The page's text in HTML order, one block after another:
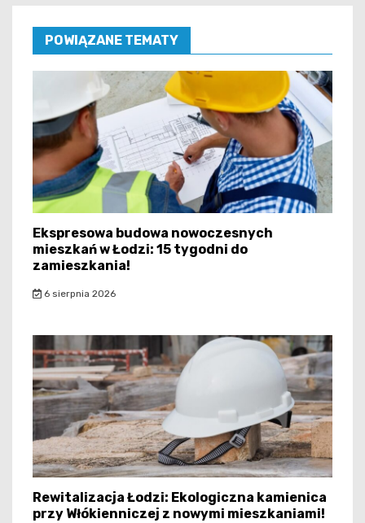
POWIĄZANE TEMATY
Ekspresowa budowa nowoczesnych
mieszkań w Łodzi: 15 tygodni do
zamieszkania!
6 sierpnia 2026
Rewitalizacja Łodzi: Ekologiczna kamienica
przy Włókienniczej z nowymi mieszkaniami!